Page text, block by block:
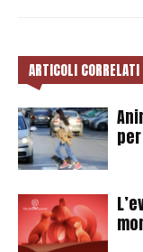
ARTICOLI CORRELATI